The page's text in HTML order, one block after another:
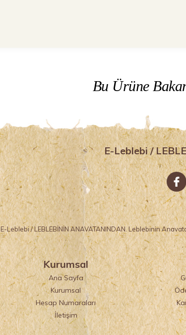
Bu Ürüne
E-Leblebi /
E-Leblebi / LEBLEBİNİN ANAVATANINDAN. Leblebinin
Kurumsal
Ana Sayfa
Kurumsal
Hesap Numaraları
İletişim